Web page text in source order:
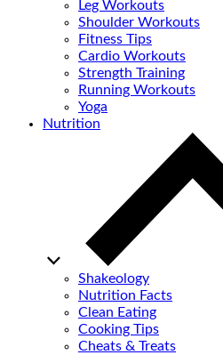
Leg Workouts
Shoulder Workouts
Fitness Tips
Cardio Workouts
Strength Training
Running Workouts
Yoga
Nutrition
Shakeology
Nutrition Facts
Clean Eating
Cooking Tips
Cheats & Treats